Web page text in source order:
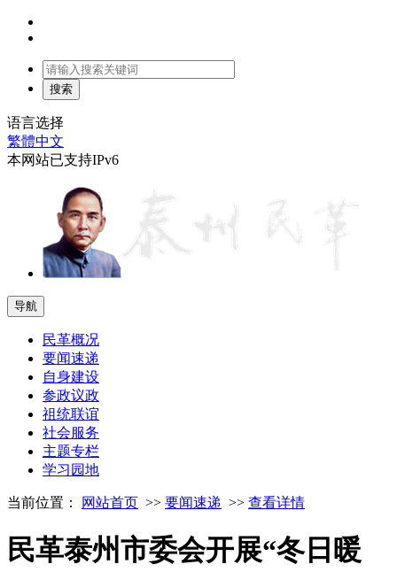
语言选择
繁體中文
本网站已支持IPv6
导航
民革概况
要闻速递
自身建设
参政议政
祖统联谊
社会服务
主题专栏
学习园地
当前位置： 网站首页 >> 要闻速递 >> 查看详情
民革泰州市委会开展“冬日暖